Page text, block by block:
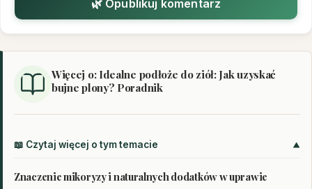
🌿 Opublikuj komentarz
Więcej o: Idealne podłoże do ziół: Jak uzyskać
bujne plony? Poradnik
📖 Czytaj więcej o tym temacie
Znaczenie mikoryzy i naturalnych dodatków w uprawie